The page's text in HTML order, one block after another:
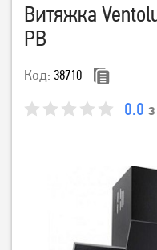
Витяжка
PB
Код: 38710
0.0